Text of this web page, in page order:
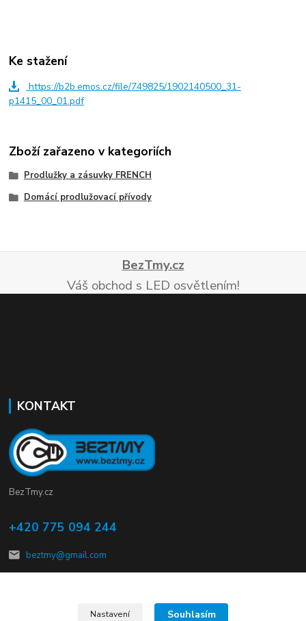
Ke stažení
https://b2b.emos.cz/file/749825/1902140500_31-
p1415_00_01.pdf
Zboží zařazeno v kategoriích
Prodlužky a zásuvky FRENCH
Domácí prodlužovací přívody
BezTmy.cz
Váš obchod s LED osvětlením!
KONTAKT
BezTmy.cz
+420 775 094 244
beztmy@gmail.com
Nastavení Souhlasím